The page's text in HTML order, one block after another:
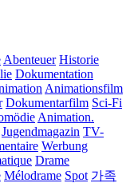
Abenteuer Historie
Dokumentation
Animationsfilm
Dokumentarfilm Sci-Fi
Animation.
Jugendmagazin TV-
Werbung
Drame
Mélodrame Spot 가족